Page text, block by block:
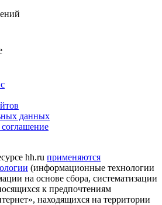
данных
соглашение
hh.ru применяются
(информационные технологии
на основе сбора, систематизации
к предпочтениям
находящихся на территории